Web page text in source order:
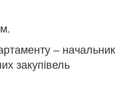
‒ начальник
закупівель
МОХНЯ